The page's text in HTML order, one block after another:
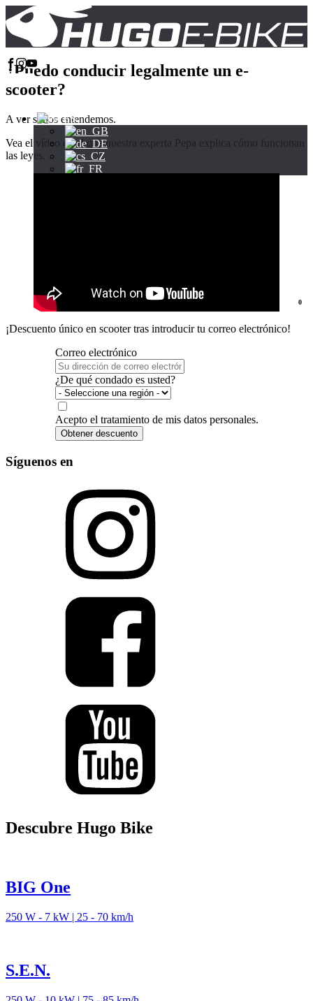
0
¿Puedo conducir legalmente un e-
scooter?
A ver si nos entendemos.
Vea el vídeo en el que nuestra experta Pepa explica cómo funcionan
las leyes.
¡Descuento único en scooter tras introducir tu correo electrónico!
Correo electrónico
¿De qué condado es usted?
Acepto el tratamiento de mis datos personales.
Obtener descuento
Síguenos en
Descubre Hugo Bike
BIG One
250 W - 7 kW | 25 - 70 km/h
S.E.N.